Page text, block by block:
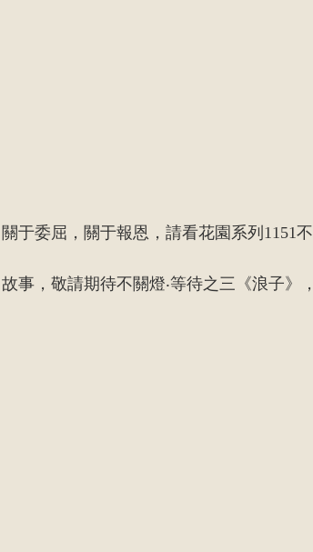
委屈，關于報恩，請看花園系列1151不
，敬請期待不關燈‧等待之三《浪子》